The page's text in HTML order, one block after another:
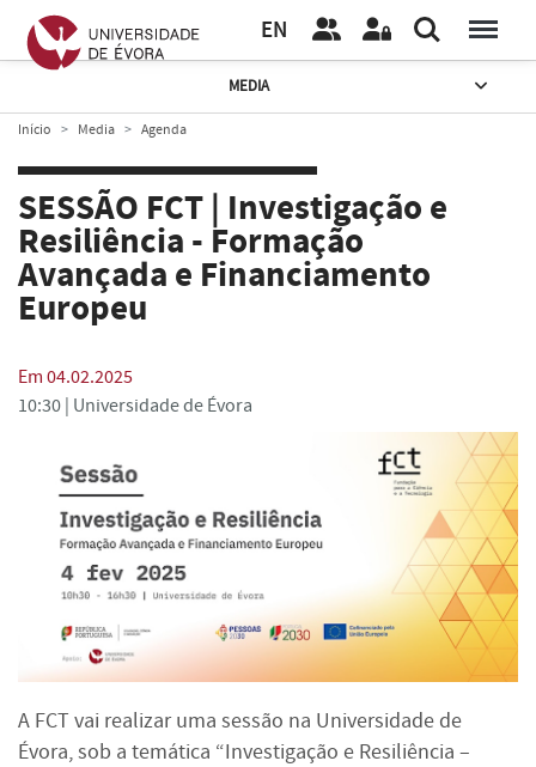
EN
MEDIA
Início Media Agenda
SESSÃO FCT | Investigação e
Resiliência - Formação
Avançada e Financiamento
Europeu
Em 04.02.2025
10:30 | Universidade de Évora
A FCT vai realizar uma sessão na Universidade de
Évora, sob a temática “Investigação e Resiliência –